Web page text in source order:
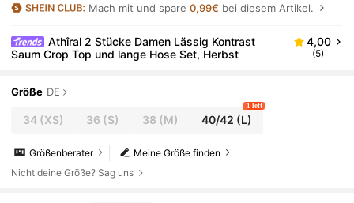
Mach mit und spare0,99€ bei diesem Artikel.
Athîral 2 Stücke Damen Lässig Kontrast
Saum Crop Top und lange Hose Set, Herbst
4,00
(5)
Größe DE
34(XS) 36 (S) 38 (M) 40/42 (L)
1 left
Meine Größe finden
Größenberater
Nicht deine Größe? Sag uns